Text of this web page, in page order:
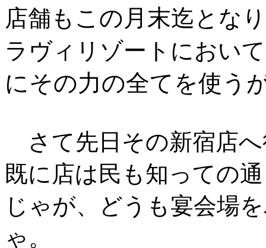
店舗も この月末迄 とな
ラヴィリゾートにおい
にその力の全てを使う
さて先日その新宿店
既に店は民も知っての
じゃが、どうも宴会場
ゃ。